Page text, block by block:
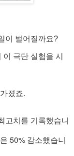
이 벌어질까요?
극단 실험을 시
졌죠.
고치를 기록했습니
50% 감소했습니